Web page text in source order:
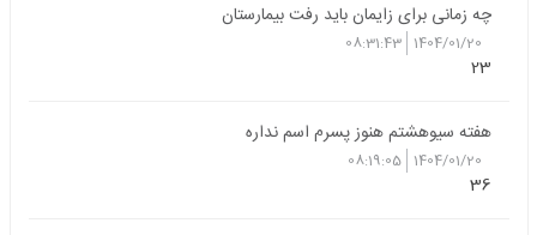
چه زمانی برای زایمان باید رفت بیمارستان
1404/01/20
08:31:43
23
هفته سیوهشتم هنوز پسرم اسم نداره
1404/01/20
08:19:05
36